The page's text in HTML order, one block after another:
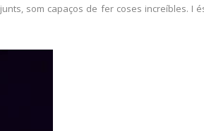
som capaços de fer coses increíbles. I